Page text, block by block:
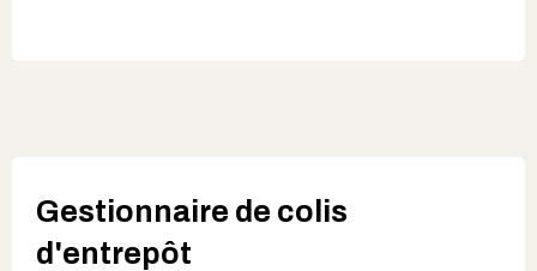
Gestionnaire de colis
d'entrepôt